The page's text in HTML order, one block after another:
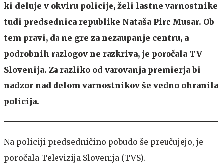
ki deluje v okviru policije, želi lastne varnostnike
tudi predsednica republike Nataša Pirc Musar. Ob
tem pravi, da ne gre za nezaupanje centru, a
podrobnih razlogov ne razkriva, je poročala TV
Slovenija. Za razliko od varovanja premierja bi
nadzor nad delom varnostnikov še vedno ohranila
policija.
Na policiji predsedničino pobudo še preučujejo, je
poročala Televizija Slovenija (TVS).